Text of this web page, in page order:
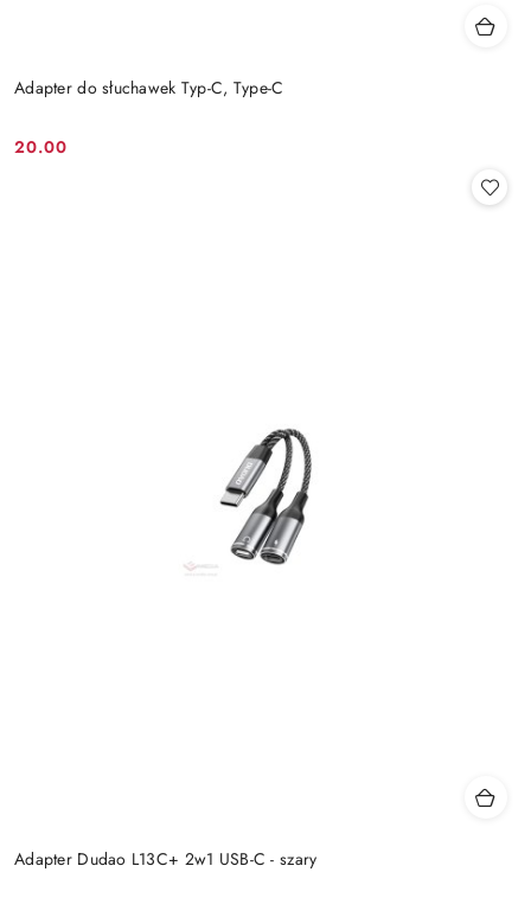
Adapter do słuchawek Typ-C, Type-C
Cena:
20.00
Adapter Dudao L13C+ 2w1 USB-C - szary